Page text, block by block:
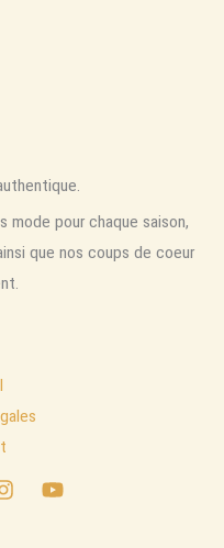
mode pour chaque saison,
que nos coups de coeur